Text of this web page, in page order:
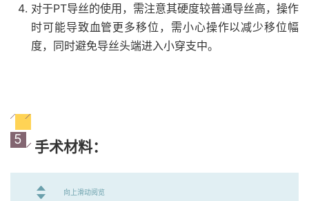
对于PT导丝的使用，需注意其硬度较普通导丝高，操作
时可能导致血管更多移位，需小心操作以减少移位幅
度，同时避免导丝头端进入小穿支中。
5 手术材料：
向上滑动阅览